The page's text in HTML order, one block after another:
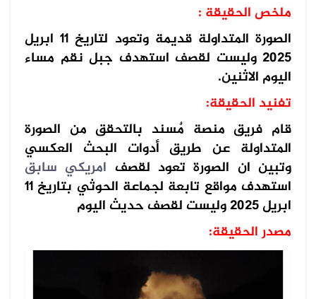
ملخص الحقيقة :
الصورة المتداولة قديمة وتعود لتاريخ 11 ابريل
2025 وليست لقصف استهدف جبل نقم مساء
اليوم الاثنين.
تفنيد الحقيقة:
قام فريق منصة مٌسند بالتحقق من الصورة
المتداولة عن طريق أدوات البحث العكسي
وتبين ان الصورة تعود لقصف امريكي سابق
استهدف مواقع تابعة لجماعة الحوثي بتاريخ 11
ابريل 2025 وليست لقصف حديث اليوم
مصدر الحقيقة: